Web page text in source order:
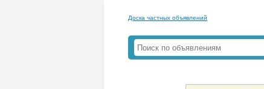
Доска частных объявлений